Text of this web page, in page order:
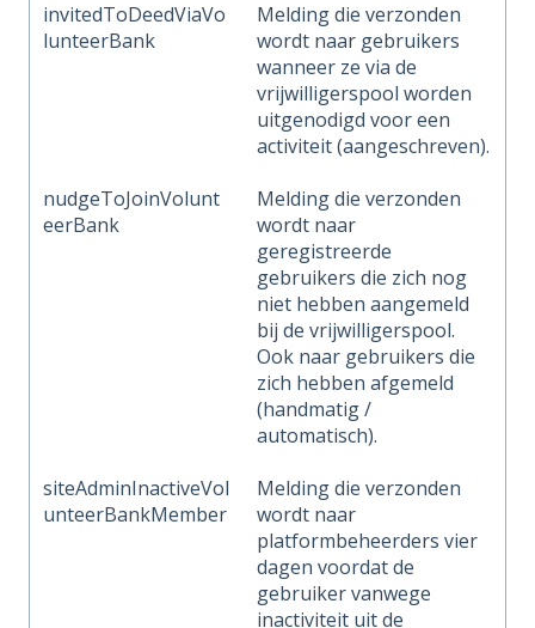
invitedToDeedViaVo
lunteerBank
Melding die verzonden
wordt naar gebruikers
wanneer ze via de
vrijwilligerspool worden
uitgenodigd voor een
activiteit (aangeschreven).
nudgeToJoinVolunt
eerBank
Melding die verzonden
wordt naar
geregistreerde
gebruikers die zich nog
niet hebben aangemeld
bij de vrijwilligerspool.
Ook naar gebruikers die
zich hebben afgemeld
(handmatig /
automatisch).
siteAdminInactiveVol
unteerBankMember
Melding die verzonden
wordt naar
platformbeheerders vier
dagen voordat de
gebruiker vanwege
inactiviteit uit de